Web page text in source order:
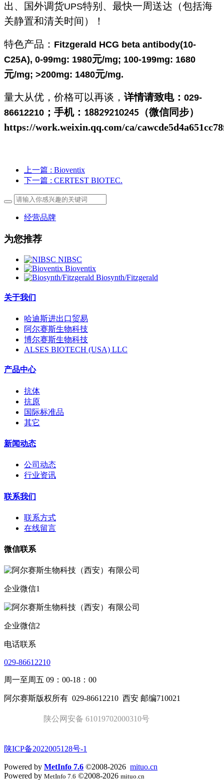
出、国外调货UPS特别、最快一周送达（包括海
关静置和清关时间）！
特色产品： Fitzgerald HCG beta antibody(10-
C25A), 0-99mg: 1980元/mg; 100-199mg: 1680
元/mg; >200mg: 1480元/mg.
量大从优，价格可以再谈， 详情请致电： 029-
86612210 ；手机： 18829210245 （微信同步）
https://work.weixin.qq.com/ca/
上一篇 : Bioventix
下一篇 : CERTEST BIOTEC.
经营品牌
为您推荐
NIBSC
Bioventix
Biosynth/Fitzgerald
关于我们
哈迪斯进出口贸易
阿尔赛斯生物科技
博尔赛斯生物科技
ALSES BIOTECH (USA) LLC
产品中心
抗体
抗原
国际标准品
其它
新闻动态
公司动态
行业资讯
联系我们
联系方式
在线留言
微信联系
企业微信1
企业微信2
电话联系
029-86612210
周一至周五 09：00-18：00
阿尔赛斯版权所有 029-86612210 西安 邮编710021
陕公网安备 61019702000310号
陕ICP备2022005128号-1
Powered by MetInfo 7.6 ©2008-2026 mituo.cn
Powered by MetInfo 7.6 ©2008-2026 mituo.cn